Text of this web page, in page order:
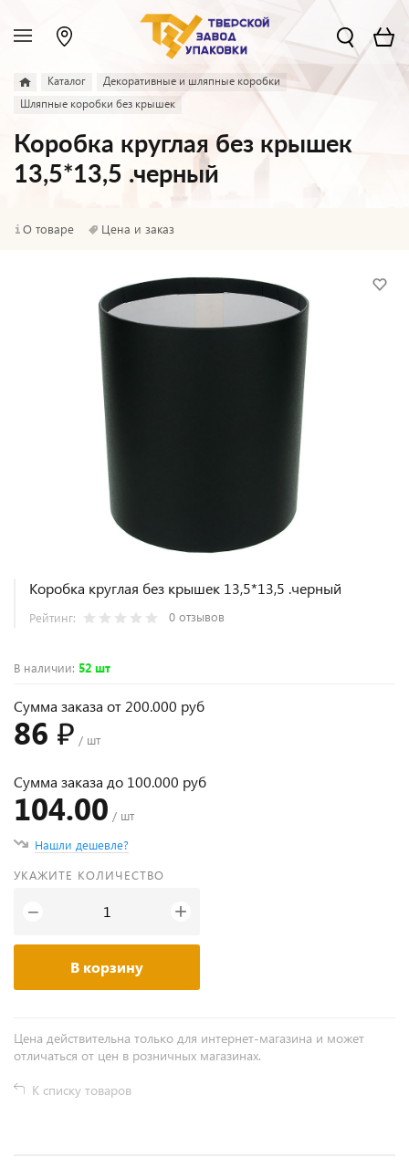
Каталог
Декоративные и шляпные коробки
Шляпные коробки без крышек
Коробка круглая без крышек
13,5*13,5 .черный
О товаре Цена и заказ
Коробка круглая без крышек 13,5*13,5 .черный
Рейтинг: 0 отзывов
В наличии: 52 шт
Сумма заказа от 200.000 руб
86 ₽ / шт
Сумма заказа до 100.000 руб
104.00 / шт
Нашли дешевле?
УКАЖИТЕ КОЛИЧЕСТВО
− +
В корзину
Цена действительна только для интернет-магазина и может
отличаться от цен в розничных магазинах.
К списку товаров